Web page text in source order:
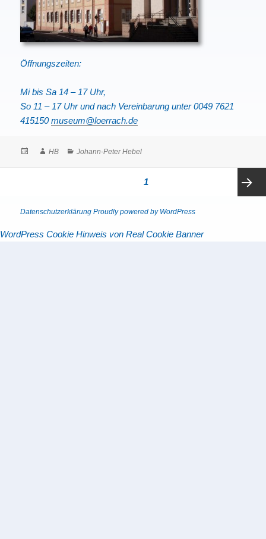
Öffnungszeiten:
Mi bis Sa 14 – 17 Uhr,
So 11 – 17 Uhr und nach Vereinbarung unter 0049 7621
415150museum@loerrach.de
PostedAuthor
HB Categories
Johann-Peter Hebel
PAGE1
Datenschutzerklärung Proudly powered by WordPress
WordPress Cookie Hinweis von Real Cookie Banner